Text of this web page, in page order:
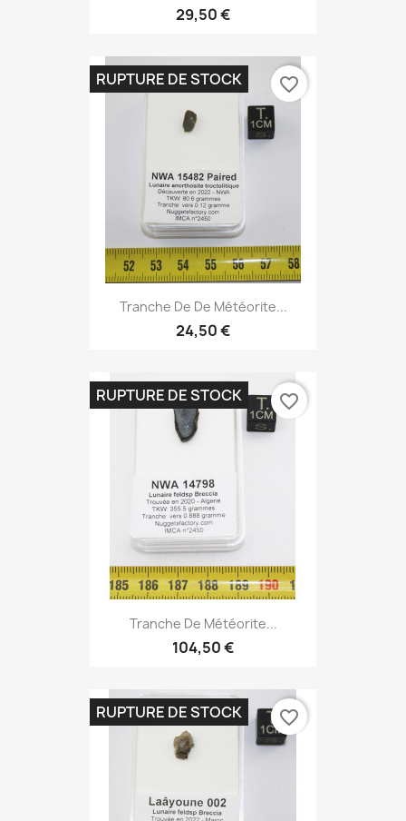
29,50 €
Tranche De De Météorite...
24,50 €
RUPTURE DE STOCK favorite_border
Tranche De Météorite...
104,50 €
RUPTURE DE STOCK favorite_border
RUPTURE DE STOCK favorite_border